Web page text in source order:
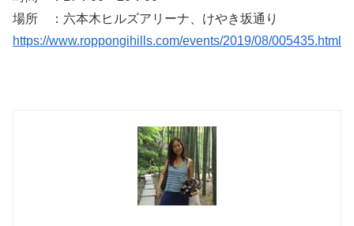
場所 ：六本木ヒルズアリーナ、けやき坂通り
https://www.roppongihills.com/events/2019/08/005435.html